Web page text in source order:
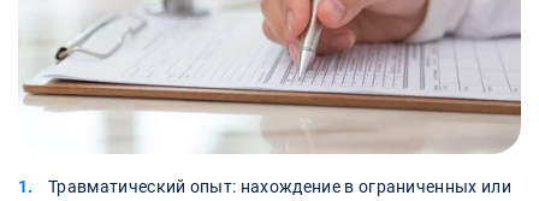
Травматический опыт: нахождение в ограниченных или